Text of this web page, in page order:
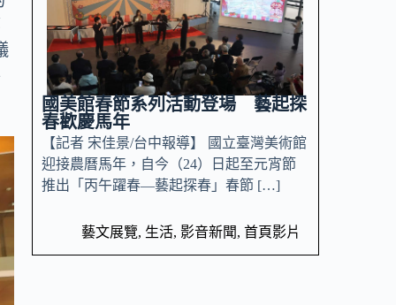
國美館春節系列活動登場 藝起探
春歡慶馬年
【記者 宋佳景/台中報導】 國立臺灣美術館
迎接農曆馬年，自今（24）日起至元宵節
推出「丙午躍春—藝起探春」春節 […]
藝文展覽, 生活, 影音新聞, 首頁影片